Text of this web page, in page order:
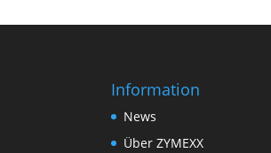
Information
News
Über ZYMEXX